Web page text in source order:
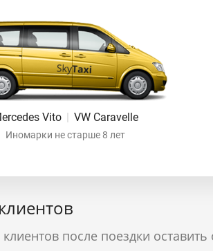
Vito | VW Caravelle
Иномарки не старше 8 лет
после поездки